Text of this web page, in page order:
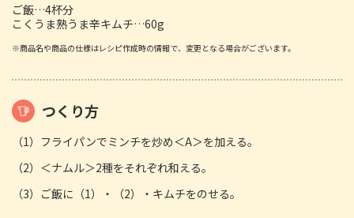
ご飯…4杯分
こくうま熟うま辛キムチ…60g
※商品名や商品の仕様はレシピ作成時の情報で、変更となる場合がございます。
つくり方
（1）フライパンでミンチを炒め＜A＞を加える。
（2）＜ナムル＞2種をそれぞれ和える。
（3）ご飯に（1）・（2）・キムチをのせる。